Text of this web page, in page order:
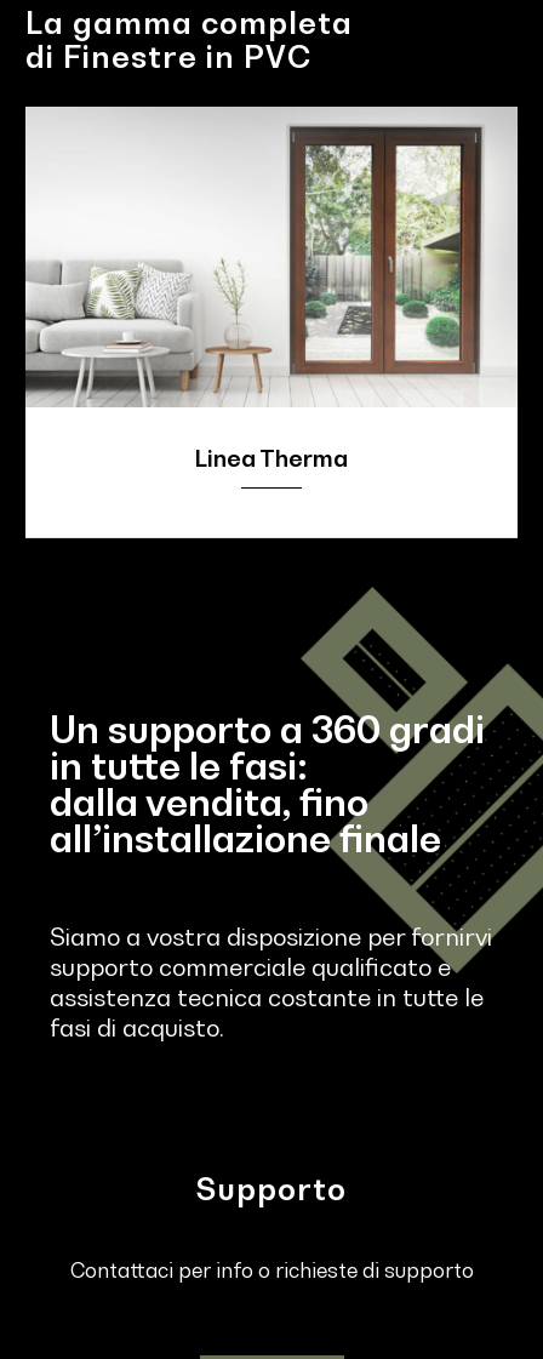
La gamma completa
di Finestre in PVC
Linea Therma
Un supporto a 360 gradi
in tutte le fasi:
dalla vendita, fino
all’installazione finale
Siamo a vostra disposizione per fornirvi
supporto commerciale qualificato e
assistenza tecnica costante in tutte le
fasi di acquisto.
Supporto
Contattaci per info o richieste di supporto